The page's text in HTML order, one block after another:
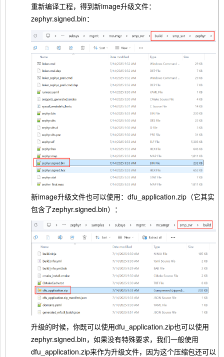
重新编译工程，得到新image升级文件：
zephyr.signed.bin：
新image升级文件也可以使用：dfu_application.zip（它其实
包含了zephyr.signed.bin）：
升级的时候，你既可以使用dfu_application.zip也可以使用
zephyr.signed.bin，如果没有特殊要求，我们一般使用
dfu_application.zip来作为升级文件，因为这个压缩包还可以